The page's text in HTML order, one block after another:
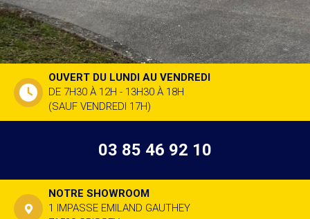
OUVERT DU LUNDI AU VENDREDI
DE 7H30 À 12H - 13H30 À 18H
(SAUF VENDREDI 17H)
03 85 46 92 10
NOTRE SHOWROOM
1 IMPASSE EMILAND GAUTHEY